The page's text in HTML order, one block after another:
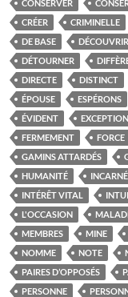
CONSERVER
CRÉER
CRIMINELLE
DE BASE
DÉCOUVRIR
DÉTOURNER
DIRECTE
DISTINCT
ÉPOUSE
ESPÉRONS
ÉVIDENT
FERMEMENT
FORCE
GAMINS ATTARDÉS
HUMANITÉ
INCARNÉ
INTÉRÊT VITAL
L'OCCASION
MEMBRES
MINE
NOMME
NOTE
PAIRES D’OPPOSÉS
PERSONNE